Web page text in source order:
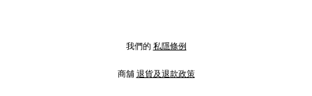
我們的 私隱條例
商舖 退貨及退款政策